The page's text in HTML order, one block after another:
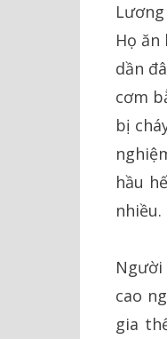
Họ
dần
cơm
bị
hầu
nhiều.
cao
gia